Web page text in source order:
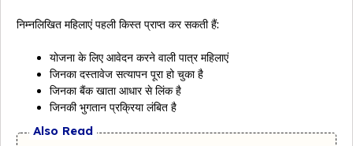
निम्नलिखित महिलाएं पहली किस्त प्राप्त कर सकती हैं:
योजना के लिए आवेदन करने वाली पात्र महिलाएं
जिनका दस्तावेज सत्यापन पूरा हो चुका है
जिनका बैंक खाता आधार से लिंक है
जिनकी भुगतान प्रक्रिया लंबित है
Also Read